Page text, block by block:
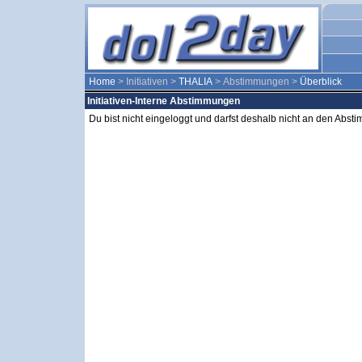
Home > Initiativen > THALIA > Abstimmungen > Überblick
Initiativen-Interne Abstimmungen
Du bist nicht eingeloggt und darfst deshalb nicht an den